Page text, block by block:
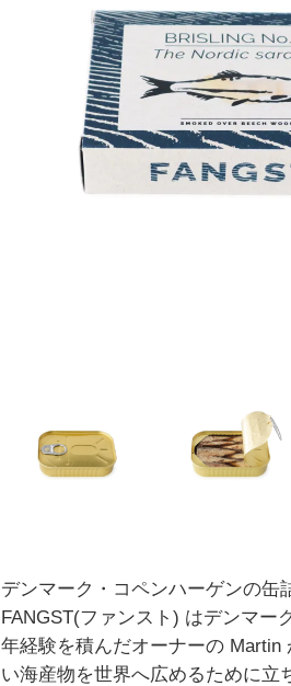
デンマーク・コペンハーゲンの缶
FANGST(ファンスト) はデンマー
年経験を積んだオーナーの Martin
い海産物を世界へ広めるために立